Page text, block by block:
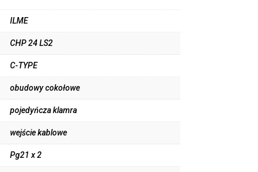
ILME
CHP 24 LS2
C-TYPE
obudowy cokołowe
pojedyńcza klamra
wejście kablowe
Pg21 x 2